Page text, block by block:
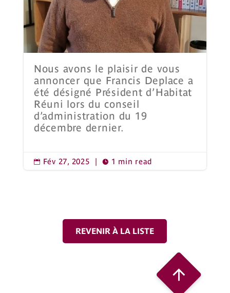
Nous avons le plaisir de vous
annoncer que Francis Deplace a
été désigné Président d’Habitat
Réuni lors du conseil
d’administration du 19
décembre dernier.
 Fév 27, 2025 |  1 min read
REVENIR À LA LISTE